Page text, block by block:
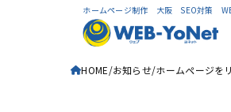
ホームページ制作 大阪 SEO対策
HOME お知らせ ホームページを